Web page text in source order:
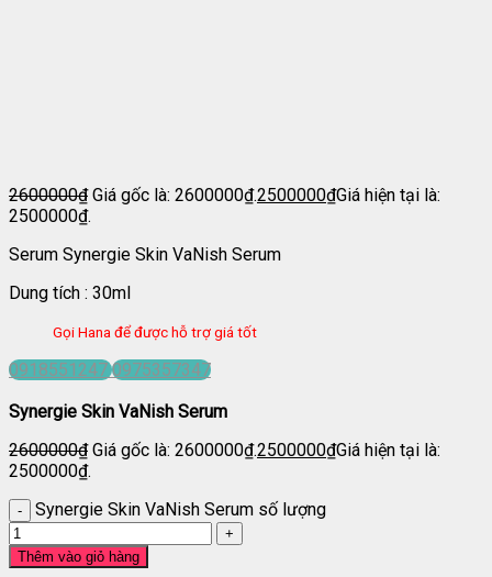
2600000₫ Giá gốc là: 2600000₫.2500000₫Giá hiện tại là:
2500000₫.
Serum Synergie Skin VaNish Serum
Dung tích : 30ml
Gọi Hana để được hỗ trợ giá tốt
0918551247 0975357347
Synergie Skin VaNish Serum
2600000₫ Giá gốc là: 2600000₫.2500000₫Giá hiện tại là:
2500000₫.
Synergie Skin VaNish Serum số lượng
Thêm vào giỏ hàng